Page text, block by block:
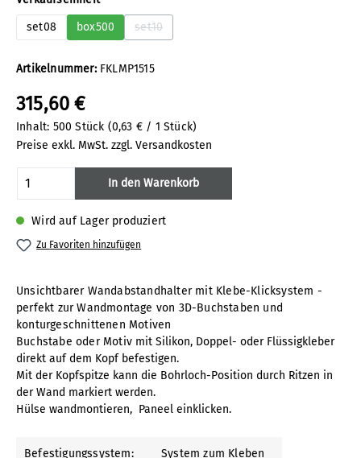
Artikelnummer: FKLMP1515
315,60 €
Inhalt: 500 Stück (0,63 € / 1 Stück)
Preise exkl. MwSt. zzgl. Versandkosten
Wird auf Lager produziert
set08 box500 set10
(Diese Option ist zurzeit nicht verfügbar.)
Produkt Anzahl: Gib den gewünschten
In den Warenkorb
Zu Favoriten hinzufügen
Unsichtbarer Wandabstandhalter mit Klebe-Klicksystem -
perfekt zur Wandmontage von 3D-Buchstaben und
konturgeschnittenen Motiven
Buchstabe oder Motiv mit Silikon, Doppel- oder Flüssigkleber
direkt auf dem Kopf befestigen.
Mit der Kopfspitze kann die Bohrloch-Position durch Ritzen in
der Wand markiert werden.
Hülse wandmontieren, Paneel einklicken.
Befestigungssystem: System zum Kleben